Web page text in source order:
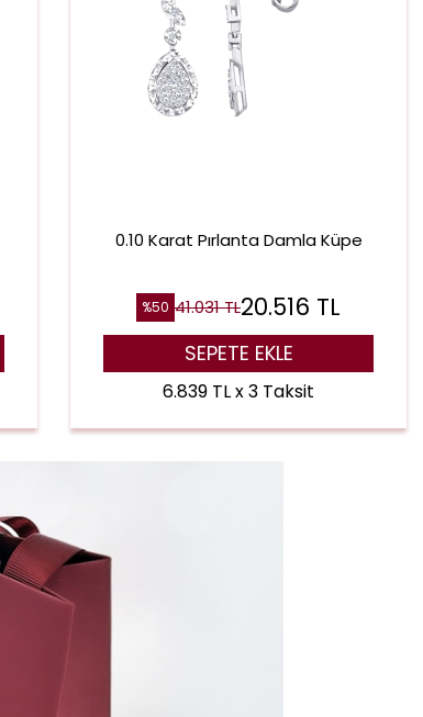
0.10 Karat Pırlanta Damla Küpe
%50 41.031TL20.516 TL
SEPETE EKLE
6.839 TL x 3 Taksit